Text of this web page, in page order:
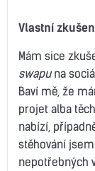
Vlastní
Mám sice
swapuna
Baví mě, že
projet alba
nabízí,
stěhování
nepotřebných